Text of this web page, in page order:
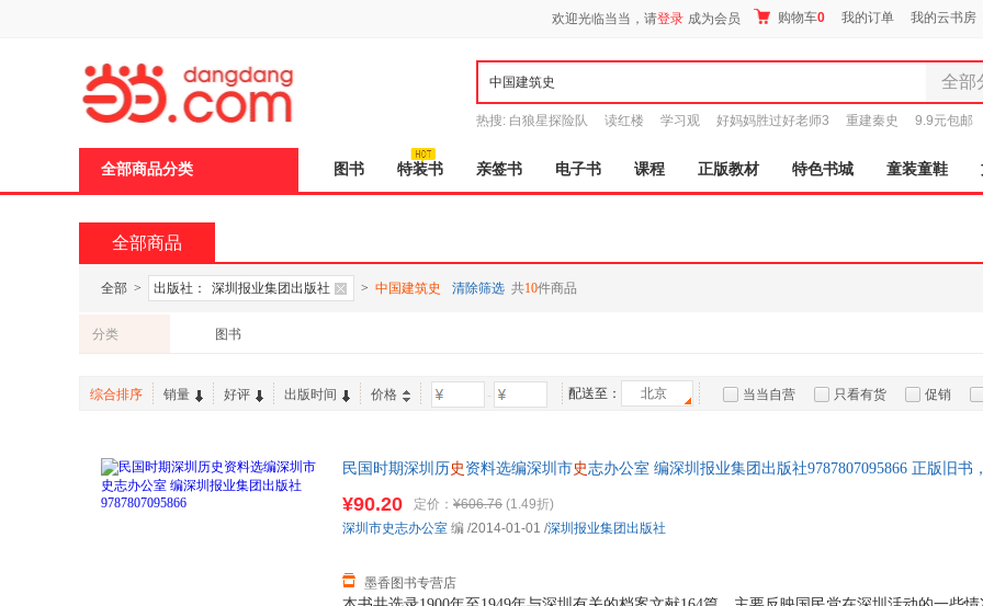
欢迎光临当当，请登录 成为会员 购物车0 我的订单 我的云书房
全部
全部
图书
电子书
家居
服装
热搜: 白狼星探险队 读红楼 学习观 好妈妈胜过好老师3 重建秦史 9.9元包邮
全部商品分类 图书 特装书 亲签书 电子书 课程 正版教材 特色书城 童装童鞋
全部商品
全部 > 出版社： 深圳报业集团出版社 > 中国建筑史 清除筛选 共10件商品
分类 图书
综合排序 销量 好评 出版时间 价格 - 配送至： 北京 当当自营 只看有货 促销
民国时期深圳历 史 资料选编深圳市史志办公室 编深圳报业集团出版社9787807095866 正版旧书
¥90.20 定价： ¥606.76 (1.49折)
墨香图书专营店
深圳市史志办公室 编 /2014-01-01 /深圳报业集团出版社
页